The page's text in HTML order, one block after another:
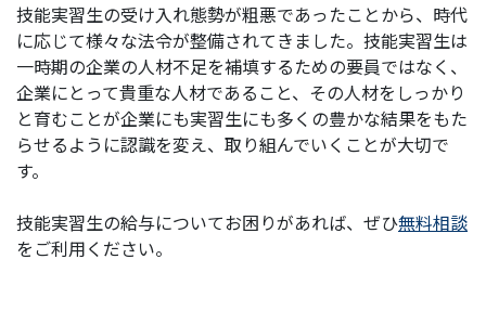
技能実習生の受け入れ態勢が粗悪であったことから、時代
に応じて様々な法令が整備されてきました。技能実習生は
一時期の企業の人材不足を補填するための要員ではなく、
企業にとって貴重な人材であること、その人材をしっかり
と育むことが企業にも実習生にも多くの豊かな結果をもた
らせるように認識を変え、取り組んでいくことが大切で
す。
技能実習生の給与についてお困りがあれば、ぜひ無料相談
をご利用ください。